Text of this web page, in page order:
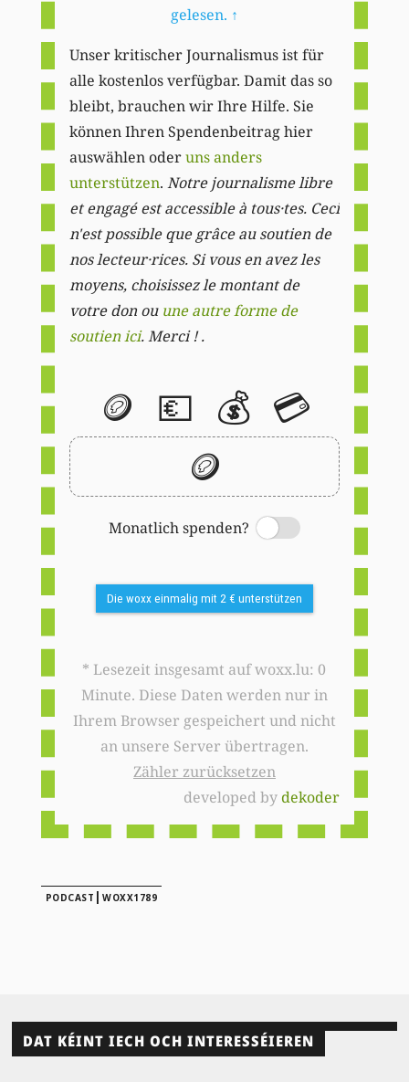
gelesen. ↑
Unser kritischer Journalismus ist für
alle kostenlos verfügbar. Damit das so
bleibt, brauchen wir Ihre Hilfe. Sie
können Ihren Spendenbeitrag hier
auswählen oderuns anders
unterstützen. Notre journalisme libre
et engagé est accessible à tous·tes. Ceci
n'est possible que grâce au soutien de
nos lecteur·rices. Si vous en avez les
moyens, choisissez le montant de
votre don ou une autre forme de
soutien ici. Merci ! .
🪙 💶 💰 💳
🪙
Monatlich spenden?
Switch
Die woxx einmalig mit 2 € unterstützen
* Lesezeit insgesamt auf woxx.lu: 0
Minute. Diese Daten werden nur in
Ihrem Browser gespeichert und nicht
an unsere Server übertragen.
Zähler zurücksetzen
developed bydekoder
PODCAST |WOXX1789
DAT KÉINT IECH OCH INTERESSÉIEREN